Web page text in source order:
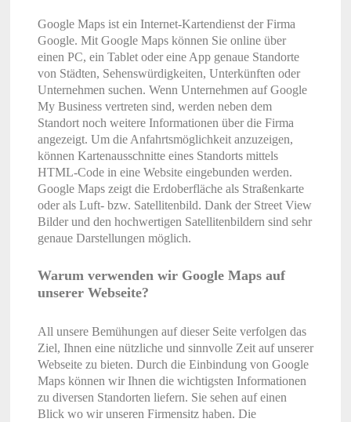
Google Maps ist ein Internet-Kartendienst der Firma
Google. Mit Google Maps können Sie online über
einen PC, ein Tablet oder eine App genaue Standorte
von Städten, Sehenswürdigkeiten, Unterkünften oder
Unternehmen suchen. Wenn Unternehmen auf Google
My Business vertreten sind, werden neben dem
Standort noch weitere Informationen über die Firma
angezeigt. Um die Anfahrtsmöglichkeit anzuzeigen,
können Kartenausschnitte eines Standorts mittels
HTML-Code in eine Website eingebunden werden.
Google Maps zeigt die Erdoberfläche als Straßenkarte
oder als Luft- bzw. Satellitenbild. Dank der Street View
Bilder und den hochwertigen Satellitenbildern sind sehr
genaue Darstellungen möglich.
Warum verwenden wir Google Maps auf
unserer Webseite?
All unsere Bemühungen auf dieser Seite verfolgen das
Ziel, Ihnen eine nützliche und sinnvolle Zeit auf unserer
Webseite zu bieten. Durch die Einbindung von Google
Maps können wir Ihnen die wichtigsten Informationen
zu diversen Standorten liefern. Sie sehen auf einen
Blick wo wir unseren Firmensitz haben. Die